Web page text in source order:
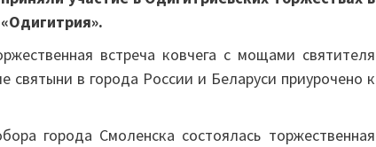
встреча ковчега с мощами святителя
святыни в города России и Беларуси приурочено к
города Смоленска состоялась торжественная